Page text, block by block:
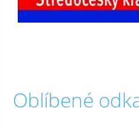
Oblíbené